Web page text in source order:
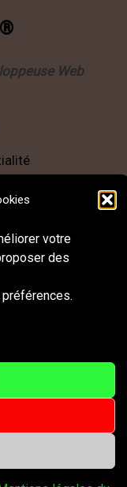
votre
des
Web
visuels, illustration
by Visual For All –
contemporaine